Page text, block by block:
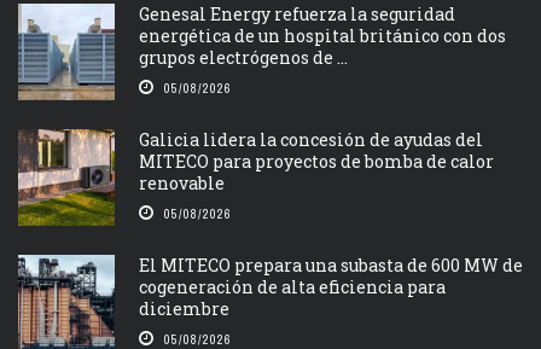
Genesal Energy refuerza la seguridad
energética de un hospital británico con dos
grupos electrógenos de ...
05/08/2026
Galicia lidera la concesión de ayudas del
MITECO para proyectos de bomba de calor
renovable
05/08/2026
El MITECO prepara una subasta de 600 MW de
cogeneración de alta eficiencia para
diciembre
05/08/2026